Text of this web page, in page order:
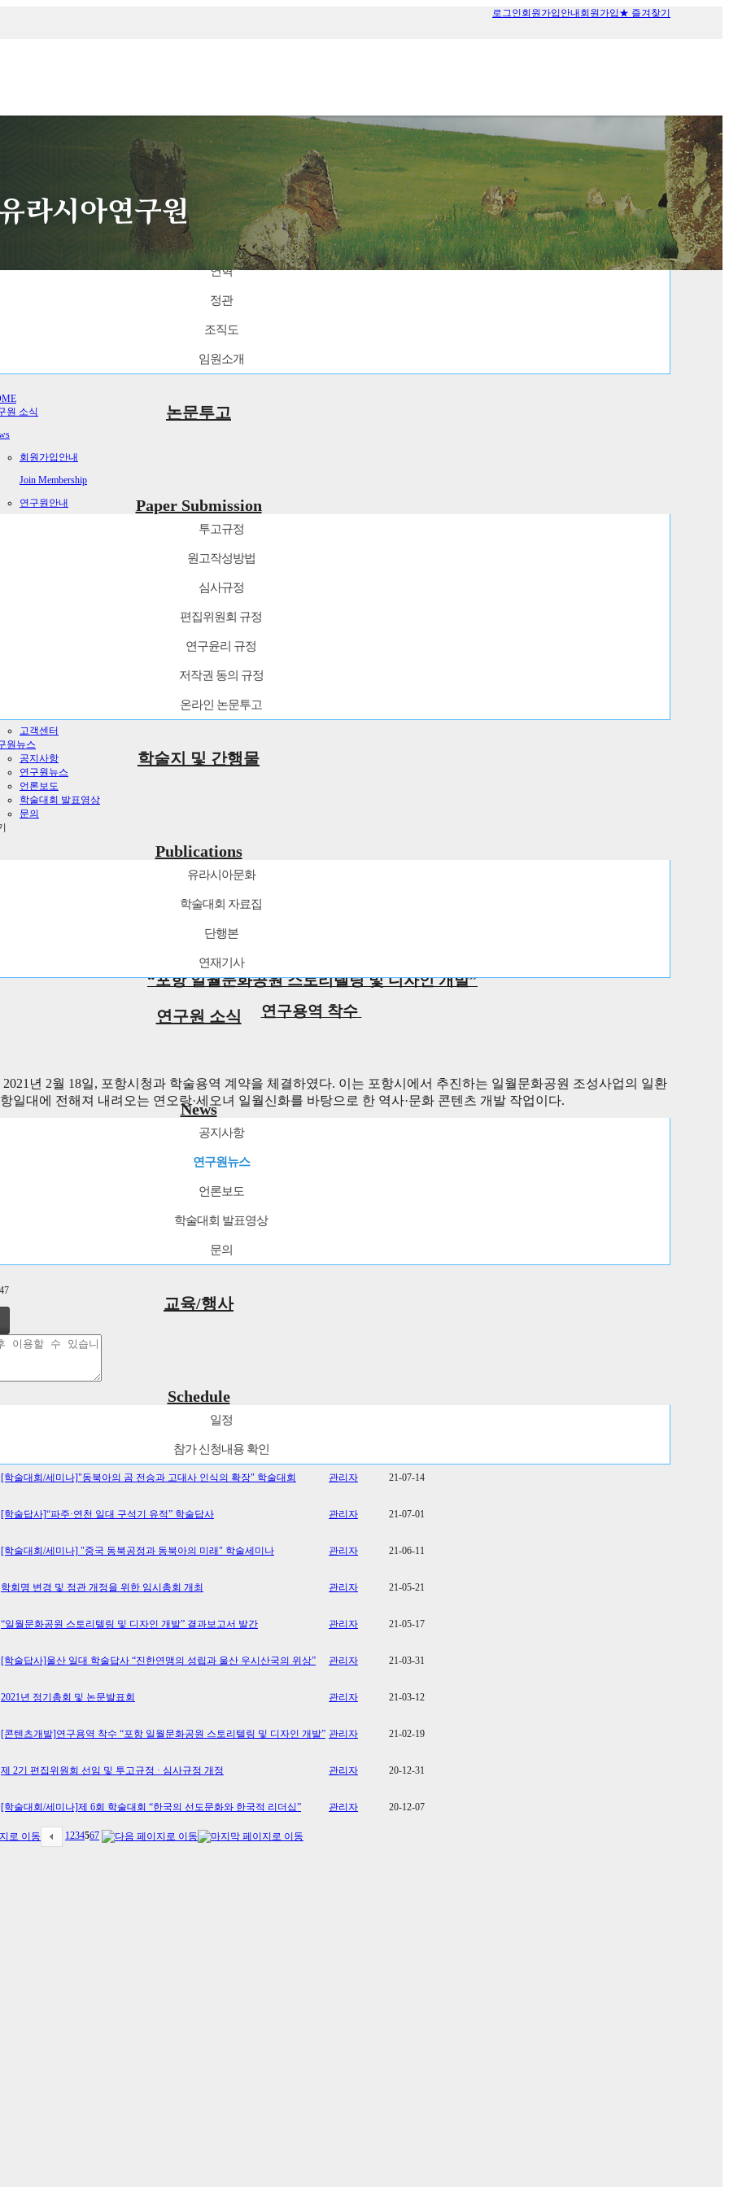
로그인회원가입안내 회원가입 ★ 즐겨찾기
연구원안내
About Us
원장 인사말
연혁
정관
조직도
임원소개
논문투고
Paper Submission
투고규정
원고작성방법
심사규정
편집위원회 규정
연구윤리 규정
저작권 동의 규정
온라인 논문투고
학술지 및 간행물
Publications
유라시아문화
학술대회 자료집
단행본
연재기사
연구원 소식
News
공지사항
연구원뉴스
언론보도
학술대회 발표영상
문의
교육/행사
Schedule
일정
참가 신청내용 확인
원 소식
회원가입안내
Join Membership
연구원안내
고객센터
원뉴스
공지사항
연구원뉴스
언론보도
학술대회 발표영상
문의
“포항 일월문화공원 스토리텔링 및 디자인 개발”
연구용역 착수
2021 년 2월 18일, 포항시청과 학술용역 계약을 체결하였다. 이는 포항시에서 추진하는 일월문화공원 조성사업의 일환
일대에 전해져 내려오는 연오랑·세오녀 일월신화를 바탕으로 한 역사·문화 콘텐츠 개발 작업이다.
연오랑세오녀 일월신화 스토리텔링을 통한 공원 활성화 방안 등에 대한 연구를 수행한다
연구원뉴스
[학술대회/세미나]"동북아의 곰 전승과 고대사 인식의 확장" 학술대회 관리자 21-07-14
[학술답사]“파주·연천 일대 구석기 유적” 학술답사 관리자 21-07-01
[학술대회/세미나] "중국 동북공정과 동북아의 미래" 학술세미나 관리자 21-06-11
학회명 변경 및 정관 개정을 위한 임시총회 개최 관리자 21-05-21
“일월문화공원 스토리텔링 및 디자인 개발” 결과보고서 발간 관리자 21-05-17
[학술답사]울산 일대 학술답사 “진한연맹의 성립과 울산 우시산국의 위상” 관리자 21-03-31
2021년 정기총회 및 논문발표회 관리자 21-03-12
[콘텐츠개발]연구용역 착수 “포항 일월문화공원 스토리텔링 및 디자인 개발” 관리자 21-02-19
제 2기 편집위원회 선임 및 투고규정 · 심사규정 개정 관리자 20-12-31
[학술대회/세미나]제 6회 학술대회 “한국의 선도문화와 한국적 리더십” 관리자 20-12-07
1234567